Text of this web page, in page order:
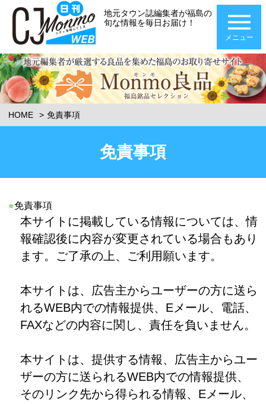
地元タウン誌編集者が福島の
旬な情報を毎日お届け！
メニュー
HOME 免責事項
免責事項
●免責事項
本サイトに掲載している情報については、情
報確認後に内容が変更されている場合もあり
ます。ご了承の上、ご利用願います。
本サイトは、広告主からユーザーの方に送ら
れるWEB内での情報提供、Eメール、電話、
FAXなどの内容に関し、責任を負いません。
本サイトは、提供する情報、広告主からユー
ザーの方に送られるWEB内での情報提供、
そのリンク先から得られる情報、Eメール、